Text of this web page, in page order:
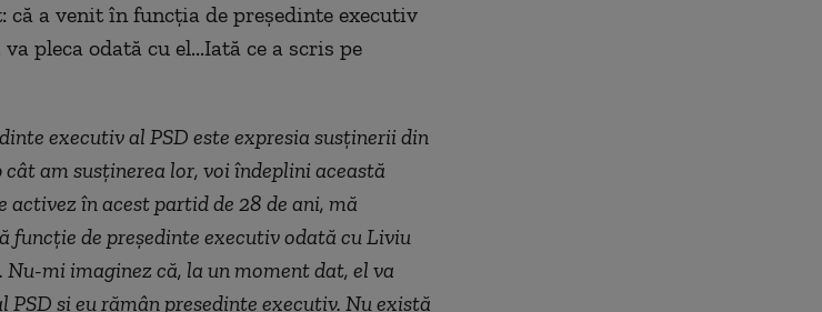
că a venit în funcţia de preşedinte executiv
pleca odată cu el...Iată ce a scris pe
executiv al PSD este expresia susținerii din
am susținerea lor, voi îndeplini această
activez în acest partid de 28 de ani, mă
funcție de președinte executiv odată cu Liviu
mi imaginez că, la un moment dat, el va
și eu rămân președinte executiv. Nu există